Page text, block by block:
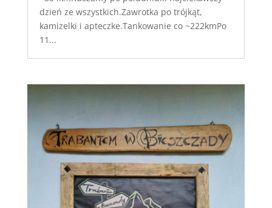
dzień ze wszystkich.Zawrotka po trójkąt,
kamizelki i apteczke.Tankowanie co ~222kmPo
11...